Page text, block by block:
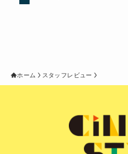
ホーム スタッフレビュー